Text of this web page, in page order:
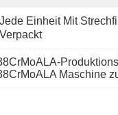
Jede Einheit Mit
Verpackt
Maschine